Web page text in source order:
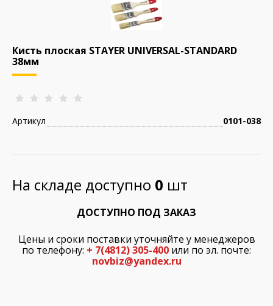
Кисть плоская STAYER UNIVERSAL-STANDARD
38мм
Артикул 0101-038
На складе доступно 0 шт
ДОСТУПНО ПОД ЗАКАЗ
Цены и сроки поставки уточняйте у менеджеров
по телефону: + 7(4812) 305-400 или по эл. почте:
novbiz@yandex.ru